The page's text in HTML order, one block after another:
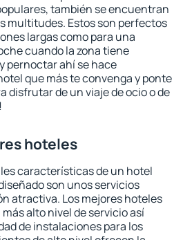
también se encuentran
multitudes. Estos son perfectos
largas como para una
cuando la zona tiene
pernoctar ahí se hace
que más te convenga y ponte
disfrutar de un viaje de ocio o de
hoteles
características de un hotel
son unos servicios
atractiva. Los mejores hoteles
alto nivel de servicio así
de instalaciones para los